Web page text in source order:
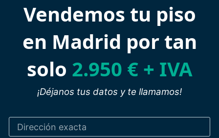
Vendemos tu piso
en Madrid por tan
solo 2.950 € + IVA
¡Déjanos tus datos y te llamamos!